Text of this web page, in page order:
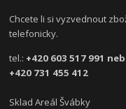
Chcete li si vyzvednout
telefonicky.
tel.: +420 603 517 991
+420 731 455 412
Sklad Areál Švábky